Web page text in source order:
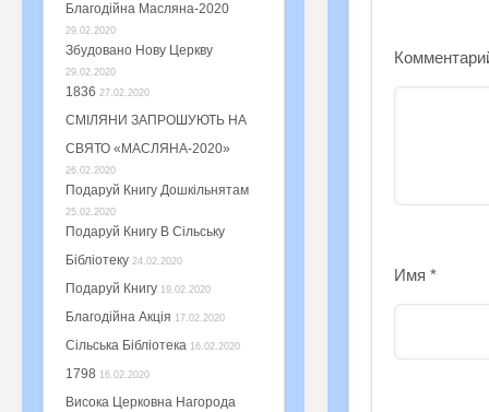
Благодійна Масляна-2020
29.02.2020
Збудовано Нову Церкву
29.02.2020
1836 27.02.2020
СМІЛЯНИ ЗАПРОШУЮТЬ НА
СВЯТО «МАСЛЯНА-2020»
26.02.2020
Подаруй Книгу Дошкільнятам
25.02.2020
Подаруй Книгу В Сільську
Бібліотеку 24.02.2020
Подаруй Книгу 19.02.2020
Благодійна Акція 17.02.2020
Сільська Бібліотека 16.02.2020
1798 16.02.2020
Висока Церковна Нагорода
Имя *